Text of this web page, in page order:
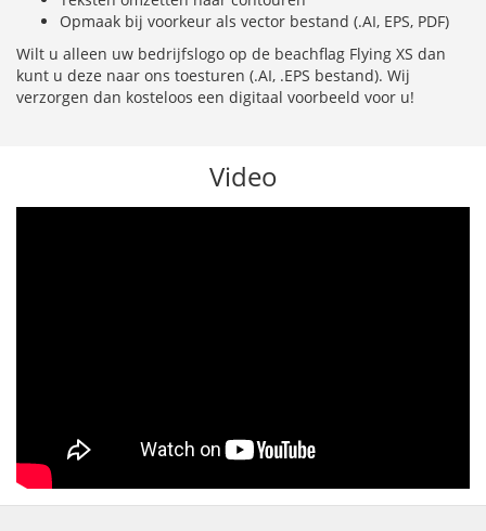
Opmaak bij voorkeur als vector bestand (.AI, EPS, PDF)
Wilt u alleen uw bedrijfslogo op de beachflag Flying XS dan
kunt u deze naar ons toesturen (.AI, .EPS bestand). Wij
verzorgen dan kosteloos een digitaal voorbeeld voor u!
Video